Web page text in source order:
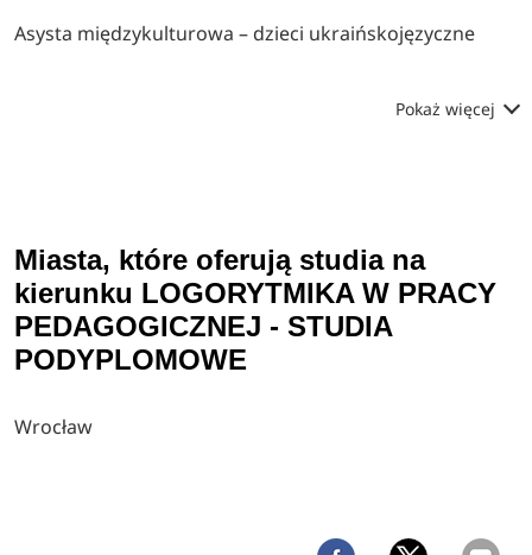
Asysta międzykulturowa – dzieci ukraińskojęzyczne
Pokaż więcej
Miasta, które oferują studia na
kierunku LOGORYTMIKA W PRACY
PEDAGOGICZNEJ - STUDIA
PODYPLOMOWE
Wrocław